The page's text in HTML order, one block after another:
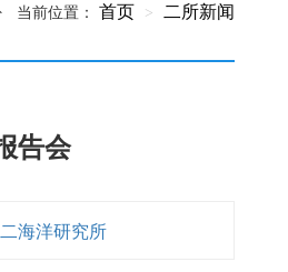
当前位置： 首页 二所新闻
告会
海洋研究所